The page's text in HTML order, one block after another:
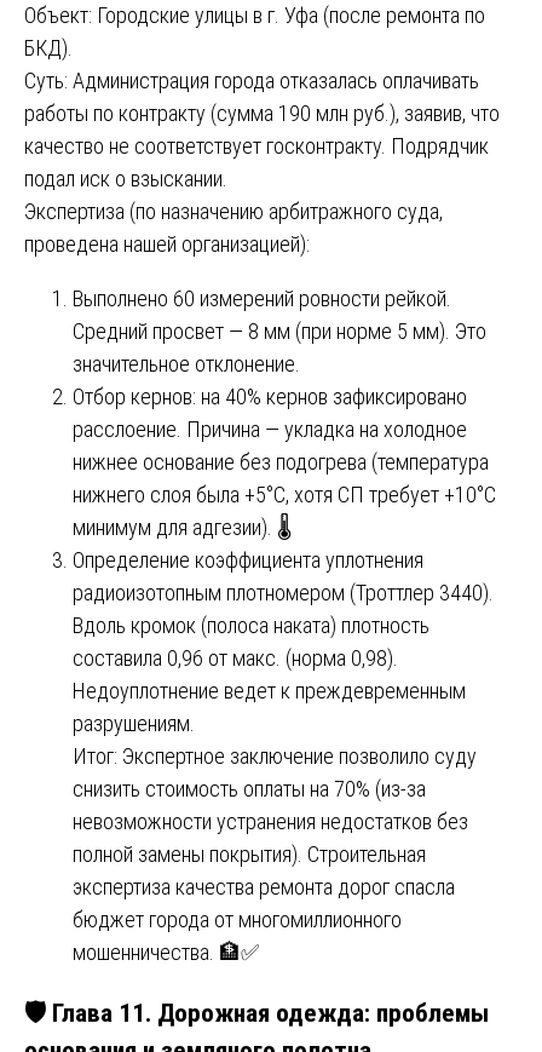
Объект: Городские улицы в г. Уфа (после ремонта по
БКД).
Суть: Администрация города отказалась оплачивать
работы по контракту (сумма 190 млн руб.), заявив, что
качество не соответствует госконтракту. Подрядчик
подал иск о взыскании.
Экспертиза (по назначению арбитражного суда,
проведена нашей организацией):
Выполнено 60 измерений ровности рейкой.
Средний просвет — 8 мм (при норме 5 мм). Это
значительное отклонение.
Отбор кернов: на 40% кернов зафиксировано
расслоение. Причина — укладка на холодное
нижнее основание без подогрева (температура
нижнего слоя была +5°C, хотя СП требует +10°C
минимум для адгезии). 🌡️
Определение коэффициента уплотнения
радиоизотопным плотномером (Троттлер 3440).
Вдоль кромок (полоса наката) плотность
составила 0,96 от макс. (норма 0,98).
Недоуплотнение ведет к преждевременным
разрушениям.
Итог: Экспертное заключение позволило суду
снизить стоимость оплаты на 70% (из-за
невозможности устранения недостатков без
полной замены покрытия). Строительная
экспертиза качества ремонта дорог спасла
бюджет города от многомиллионного
мошенничества. 🏦✅
🛡️ Глава 11. Дорожная одежда: проблемы